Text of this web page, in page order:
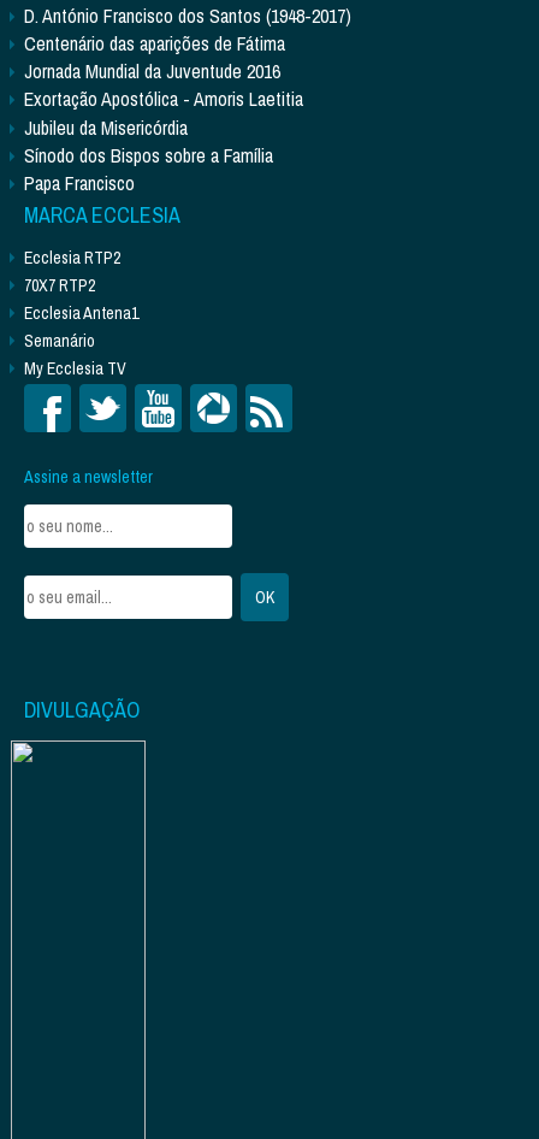
D. António Francisco dos Santos (1948-2017)
Centenário das aparições de Fátima
Jornada Mundial da Juventude 2016
Exortação Apostólica - Amoris Laetitia
Jubileu da Misericórdia
Sínodo dos Bispos sobre a Família
Papa Francisco
MARCA ECCLESIA
Ecclesia RTP2
70X7 RTP2
Ecclesia Antena1
Semanário
My Ecclesia TV
Assine a newsletter
DIVULGAÇÃO